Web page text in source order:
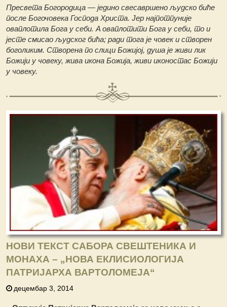
Пресвета Богородица — једино свесавршено људско биће
после Богочовека Господа Христа. Јер најпотпуније
оваплотила Бога у себи. Α оваплотити Бога у себи, то и
јесте смисао људског бића; ради тога је човек и створен
боголиким. Створена по слици Божијој, душа је живи лик
Божији у човеку, жива икона Божија, живи иконостас Божији
у човеку.
НОВИ ТЕКСТ САБОРА СВЕШТЕНИКА И
МОНАХА – „НОВА ЕКЛИСИОЛОГИЈА
ПАТРИЈАРХА ВАРТОЛОМЕЈА“
децембар 3, 2014